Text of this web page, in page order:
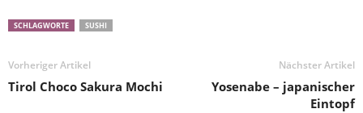
SCHLAGWORTE SUSHI
Vorheriger Artikel
Tirol Choco Sakura Mochi
Nächster Artikel
Yosenabe – japanischer
Eintopf